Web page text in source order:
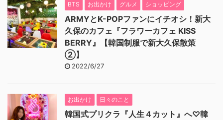
BTS お出かけ グルメ ショッピング
ARMYとK-POPファンにイチオシ！新大
久保のカフェ『フラワーカフェ KISS
BERRY』【韓国制服で新大久保散策
②】
2022/6/27
お出かけ 日々のこと
韓国式プリクラ『人生４カット』へ♡韓